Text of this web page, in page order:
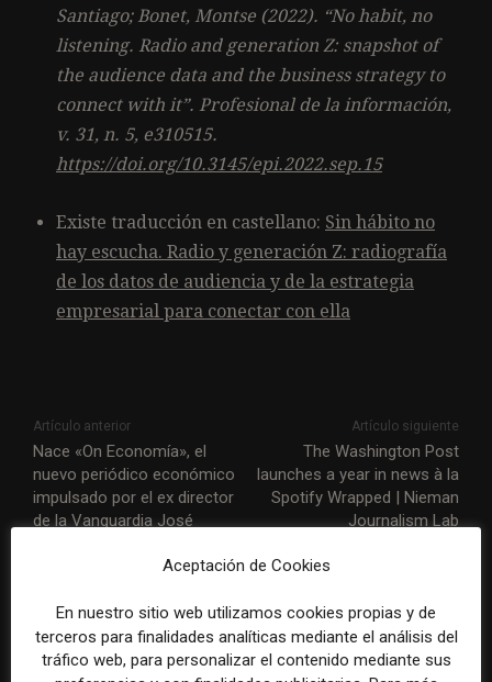
Santiago; Bonet, Montse (2022). “No habit, no
listening. Radio and generation Z: snapshot of
the audience data and the business strategy to
connect with it”. Profesional de la información,
v. 31, n. 5, e310515.
https://doi.org/10.3145/epi.2022.sep.15
Existe traducción en castellano: Sin hábito no
hay escucha. Radio y generación Z: radiografía
de los datos de audiencia y de la estrategia
empresarial para conectar con ella
Artículo anterior
Nace «On Economía», el
nuevo periódico económico
impulsado por el ex director
de la Vanguardia José
Artículo siguiente
The Washington Post
launches a year in news à la
Spotify Wrapped | Nieman
Journalism Lab
ARTÍCULOS RELACIONADOS
Aceptación de Cookies
En nuestro sitio web utilizamos cookies propias y de
terceros para finalidades analíticas mediante el análisis del
tráfico web, para personalizar el contenido mediante sus